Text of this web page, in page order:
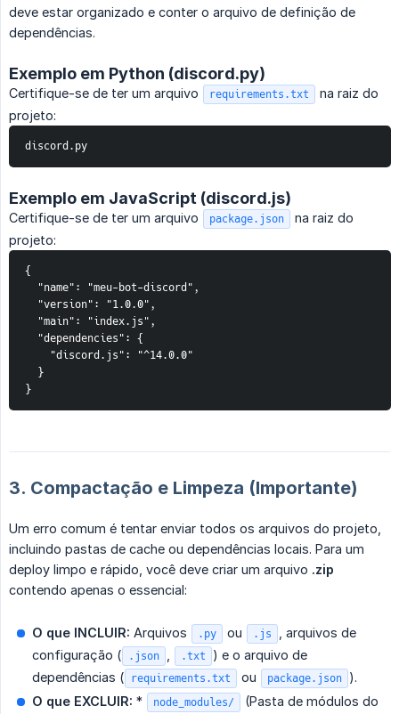
deve estar organizado e conter o arquivo de definição de
dependências.
Exemplo em Python (discord.py)
Certifique-se de ter um arquivo requirements.txt
na raiz do
projeto:
discord.py
Exemplo em JavaScript (discord.js)
Certifique-se de ter um arquivo package.json
na raiz do
projeto:
{
  "name": "meu-bot-discord",
  "version": "1.0.0",
  "main": "index.js",
  "dependencies": {
    "discord.js": "^14.0.0"
  }
}
3. Compactação e Limpeza (Importante)
Um erro comum é tentar enviar todos os arquivos do projeto,
incluindo pastas de cache ou dependências locais. Para um
deploy limpo e rápido, você deve criar um arquivo .zip
contendo apenas o essencial:
O que INCLUIR: Arquivos .py ou .js
, arquivos de
configuração (
.json .txt
) e o arquivo de
dependências ( requirements.txt ou package.json ).
O que EXCLUIR: * node_modules/
(Pasta de módulos do